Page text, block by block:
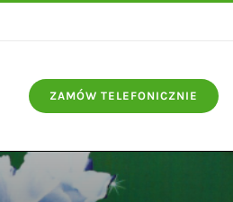
ZAMÓW TELEFONICZNIE